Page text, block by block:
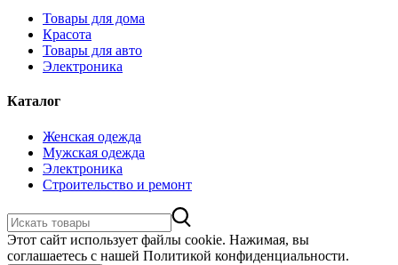
Товары для дома
Красота
Товары для авто
Электроника
Каталог
Женская одежда
Мужская одежда
Электроника
Строительство и ремонт
Этот сайт использует файлы cookie. Нажимая, вы
соглашаетесь с нашей Политикой конфиденциальности.